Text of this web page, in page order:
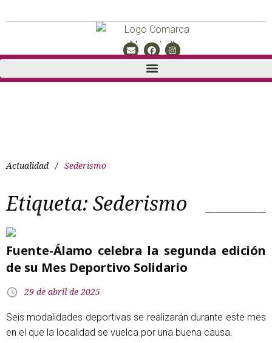
Actualidad / Sederismo
Etiqueta: Sederismo
Fuente-Álamo celebra la segunda edición
de su Mes Deportivo Solidario
29 de abril de 2025
Seis modalidades deportivas se realizarán durante este mes
en el que la localidad se vuelca por una buena causa.